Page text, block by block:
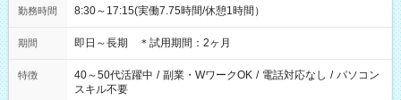
勤務時間 8:30～17:15(実働7.75時間/休憩1時間）
期間 即日～長期 ＊試用期間：2ヶ月
特徴 40～50代活躍中 / 副業・WワークOK / 電話対応なし / パソコン
スキル不要